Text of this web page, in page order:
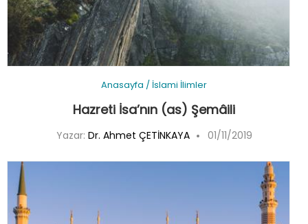
Anasayfa / İslami İlimler
Hazreti İsa’nın (as) Şemâili
Yazar: Dr. Ahmet ÇETİNKAYA 01/11/2019